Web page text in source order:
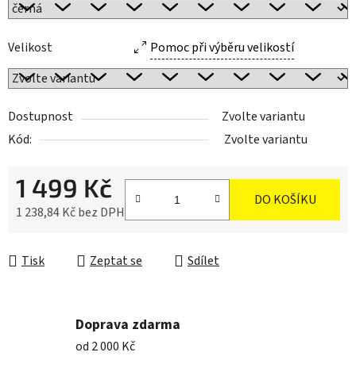
Velikost Pomoc při výběru velikostí
Dostupnost
Zvolte variantu
Kód:
Zvolte variantu
1 499 Kč
1 238,84 Kč bez DPH
DO KOŠÍKU
Tisk Zeptat se Sdílet
Doprava zdarma
od 2 000 Kč